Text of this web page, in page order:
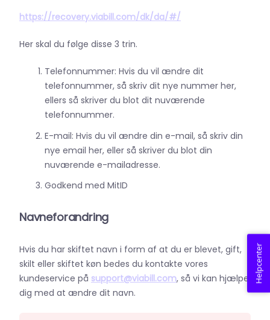
https://recovery.viabill.com/dk/da/#/
Her skal du følge disse 3 trin.
Telefonnummer: Hvis du vil ændre dit
telefonnummer, så skriv dit nye nummer her,
ellers så skriver du blot dit nuværende
telefonnummer.
E-mail: Hvis du vil ændre din e-mail, så skriv din
nye email her, eller så skriver du blot din
nuværende e-mailadresse.
Godkend med MitID
Navneforandring
Hvis du har skiftet navn i form af at du er blevet, gift,
skilt eller skiftet køn bedes du kontakte vores
kundeservice på support@viabill.com, så vi kan hjælpe
dig med at ændre dit navn.
Helpcenter